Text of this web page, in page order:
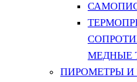
МЕДНЫЕ
ПИРОМЕТРЫ И